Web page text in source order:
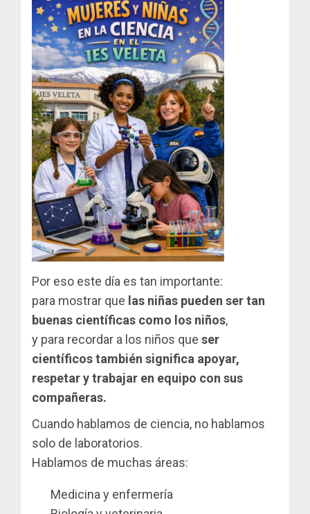
Por eso este día es tan importante:
para mostrar que las niñas pueden ser tan
buenas científicas como los niños,
y para recordar a los niños que ser
científicos también significa apoyar,
respetar y trabajar en equipo con sus
compañeras.
Cuando hablamos de ciencia, no hablamos
solo de laboratorios.
Hablamos de muchas áreas:
Medicina y enfermería